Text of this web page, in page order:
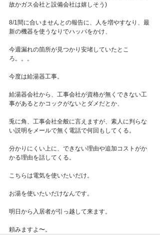
故かガス会社と設備会社は嬉しそう)
8/1間に合いませんとの報告に、人を増やすなり、最
新の機器を使うなりでハッパをかけ、
今週漏れの箇所が見つかり安堵していたとこ
ろ。。。
今度は給湯器工事。
給湯器会社から、工事会社が資格が無くできない工
事があるとかコックがないとダメだとか、
兎に角、工事会社全般に言えますが、素人に判らな
い説明をメールで無く電話で何回もしてくる。
分かりにくい上に、できない理由や追加コストがか
かる理由を話してくる。
こちらは電気を使いたいだけ。
お湯を使いたいだけなんです。
明日から入居者が引っ越して来ます。
頼みますよ〜。